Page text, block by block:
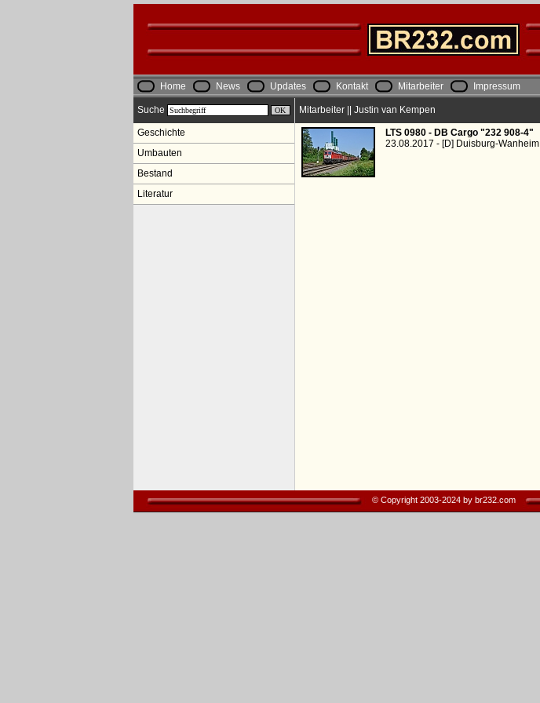
Home News Updates Kontakt Mitarbeiter Impressum
Suche
Geschichte
Umbauten
Bestand
Literatur
Mitarbeiter || Justin van Kempen
LTS 0980 - DB Cargo "232 908-4"
23.08.2017 - [D] Duisburg-Wanheim
© Copyright 2003-2024 by br232.com